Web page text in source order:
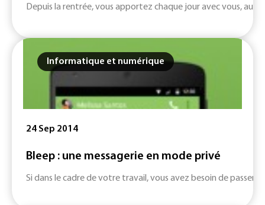
Depuis la rentrée, vous apportez chaque jour avec vous, au
Informatique et numérique
24 Sep 2014
Bleep : une messagerie en mode privé
Si dans le cadre de votre travail, vous avez besoin de